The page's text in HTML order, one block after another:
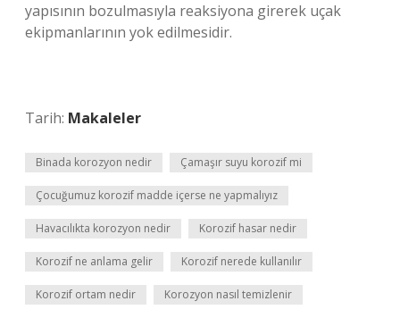
yapısının bozulmasıyla reaksiyona girerek uçak
ekipmanlarının yok edilmesidir.
Tarih: Makaleler
Binada korozyon nedir Çamaşır suyu korozif mi
Çocuğumuz korozif madde içerse ne yapmalıyız
Havacılıkta korozyon nedir Korozif hasar nedir
Korozif ne anlama gelir Korozif nerede kullanılır
Korozif ortam nedir Korozyon nasıl temizlenir